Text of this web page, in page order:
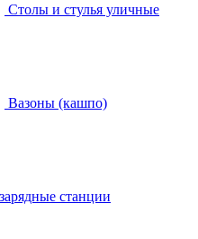
Столы и стулья уличные
Вазоны (кашпо)
станции